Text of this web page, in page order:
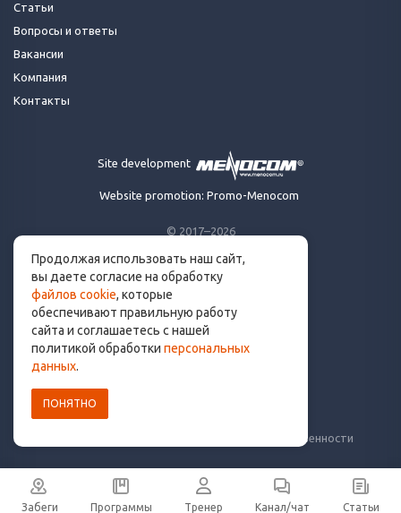
© 2017–2026
Made for runners.
By runners. With ❤
info@get.run
Уведомление о рисках и ограничение ответственности
Статьи
Вопросы и ответы
Вакансии
Компания
Контакты
Site development
Website promotion: Promo-Menocom
Забеги Программы Тренер Канал/чат Статьи
Продолжая использовать наш сайт,
вы даете согласие на обработку
файлов cookie, которые
обеспечивают правильную работу
сайта и соглашаетесь с нашей
политикой обработки персональных
данных.
ПОНЯТНО